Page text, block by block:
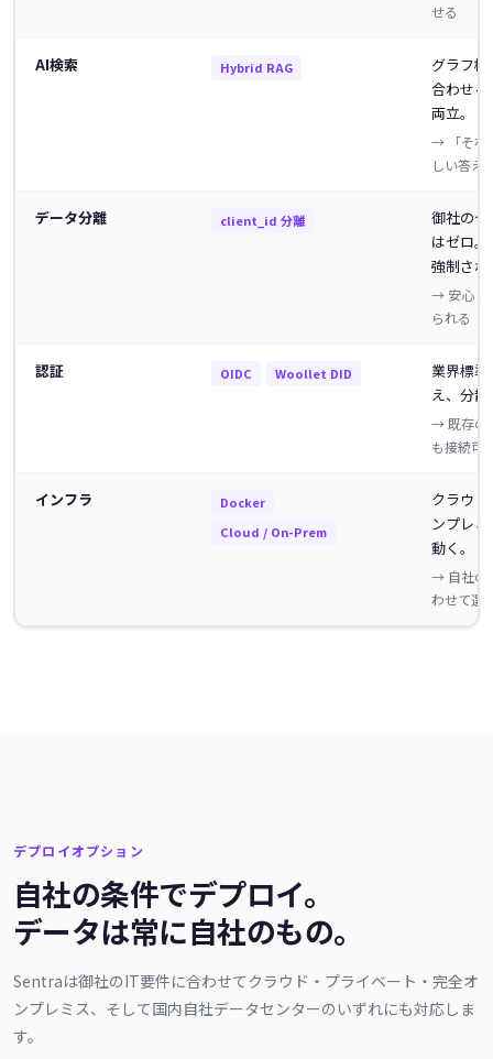
せる
AI検索 Hybrid RAG
グラフ
合わせる
両立。
→ 「それ
しい答え
データ分離 client_id 分離
御社のデ
はゼロ
強制され
→ 安心し
られる
認証 OIDC Woollet DID
業界標
え、分
→ 既存の
も接続可
インフラ
Docker
Cloud / On-Prem
クラウド
ンプレ
動く。
→ 自社の
わせて選
デプロイオプション
自社の条件でデプロイ。
データは常に自社のもの。
Sentraは御社のIT要件に合わせてクラウド・プライベート・完全オ
ンプレミス、そして国内自社データセンターのいずれにも対応しま
す。